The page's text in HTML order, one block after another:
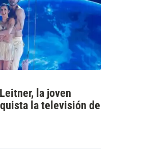
la joven
la televisión de